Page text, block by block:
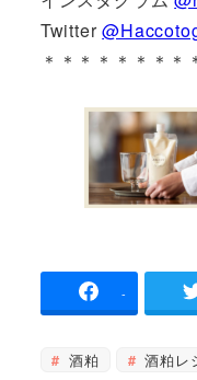
Twitter
＊＊＊＊＊＊＊＊
-
酒粕 酒粕レ